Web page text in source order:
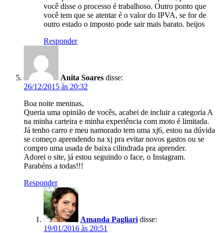
você disse o processo é trabalhoso. Outro ponto que
você tem que se atentar é o valor do IPVA, se for de
outro estado o imposto pode sair mais barato. beijos
Responder
Anita Soares disse:
26/12/2015 às 20:32
Boa noite meninas,
Queria uma opinião de vocês, acabei de incluir a categoria A
na minha carteira e minha experiência com moto é limitada.
Já tenho carro e meu namorado tem uma xj6, estou na dúvida
se começo aprendendo na xj pra evitar novos gastos ou se
compro uma usada de baixa cilindrada pra aprender.
Adorei o site, já estou seguindo o face, o Instagram.
Parabéns a todas!!!
Responder
Amanda Pagliari disse:
19/01/2016 às 20:51